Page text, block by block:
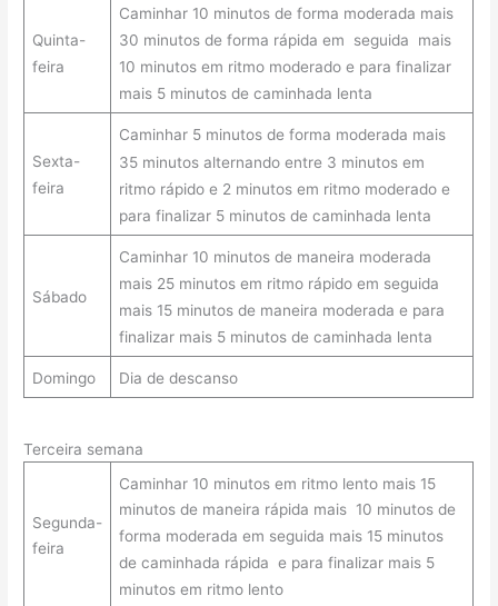
Quinta-
feira
Caminhar 10 minutos de forma moderada mais
30 minutos de forma rápida em seguida mais
10 minutos em ritmo moderado e para finalizar
mais 5 minutos de caminhada lenta
Sexta-
feira
Caminhar 5 minutos de forma moderada mais
35 minutos alternando entre 3 minutos em
ritmo rápido e 2 minutos em ritmo moderado e
para finalizar 5 minutos de caminhada lenta
Sábado
Caminhar 10 minutos de maneira moderada
mais 25 minutos em ritmo rápido em seguida
mais 15 minutos de maneira moderada e para
finalizar mais 5 minutos de caminhada lenta
Domingo Dia de descanso
Terceira semana
Segunda-
feira
Caminhar 10 minutos em ritmo lento mais 15
minutos de maneira rápida mais 10 minutos de
forma moderada em seguida mais 15 minutos
de caminhada rápida e para finalizar mais 5
minutos em ritmo lento